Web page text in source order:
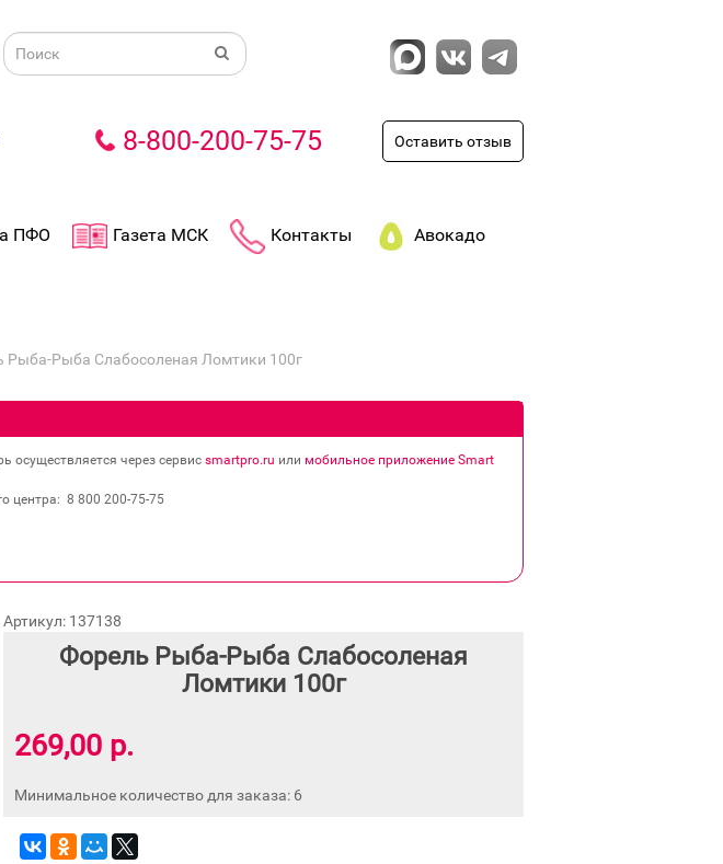
8-800-200-75-75 Оставить отзыв
ПФО Газета МСК Контакты Авокадо
Рыба-Рыба Слабосоленая Ломтики 100г
осуществляется через сервис smartpro.ru или мобильное приложение Smart
центра: 8 800 200‐75‐75
Артикул: 137138
Форель Рыба-Рыба Слабосоленая
Ломтики 100г
269,00 р.
Минимальное количество для заказа: 6